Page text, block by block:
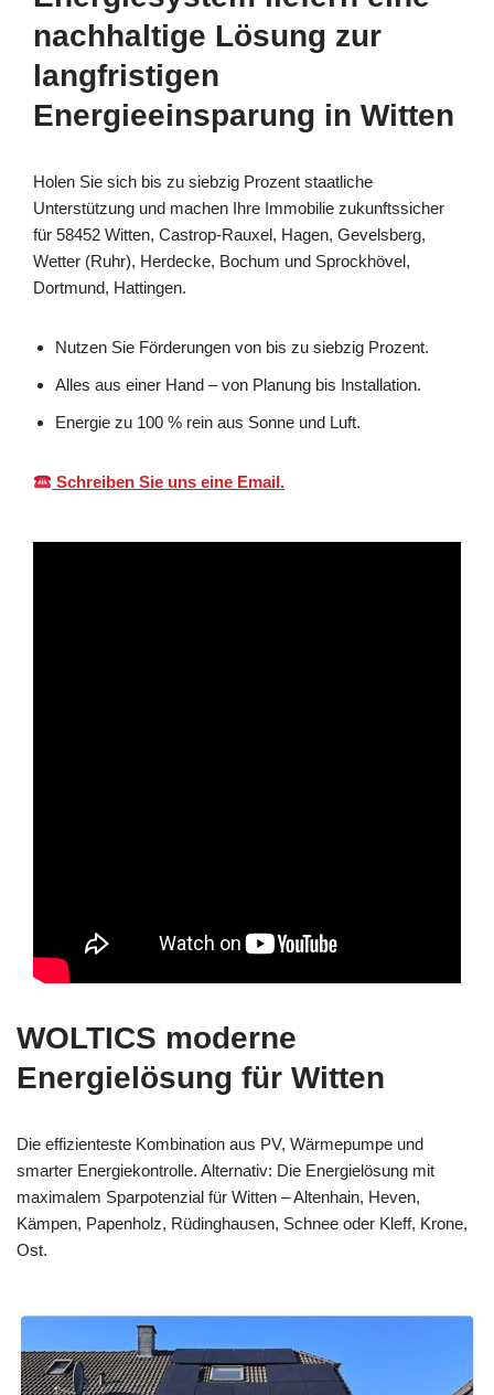
nachhaltige Lösung zur
langfristigen
Energieeinsparung in Witten
Holen Sie sich bis zu siebzig Prozent staatliche
Unterstützung und machen Ihre Immobilie zukunftssicher
für 58452 Witten, Castrop-Rauxel, Hagen, Gevelsberg,
Wetter (Ruhr), Herdecke, Bochum und Sprockhövel,
Dortmund, Hattingen.
Nutzen Sie Förderungen von bis zu siebzig Prozent.
Alles aus einer Hand – von Planung bis Installation.
Energie zu 100 % rein aus Sonne und Luft.
Schreiben Sie uns eine Email.
WOLTICS moderne
Energielösung für Witten
Die effizienteste Kombination aus PV, Wärmepumpe und
smarter Energiekontrolle. Alternativ: Die Energielösung mit
maximalem Sparpotenzial für Witten – Altenhain, Heven,
Kämpen, Papenholz, Rüdinghausen, Schnee oder Kleff, Krone,
Ost.